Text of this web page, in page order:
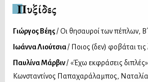
Πυξίδες
Γιώργος Βέης/ Οι θησαυροί των πέπλων, Β΄
Ιωάννα Λιούτσια/ Ποιος (δεν) φοβάται τις
Παυλίνα Μάρβιν/ «Έχω εκφράσεις
Κωνσταντίνος Παπαχαράλαμπος,